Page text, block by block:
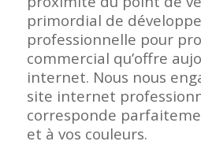
primordial de
professionnelle pour
commercial qu’offre
internet. Nous nous
site internet
corresponde
et à vos couleurs.